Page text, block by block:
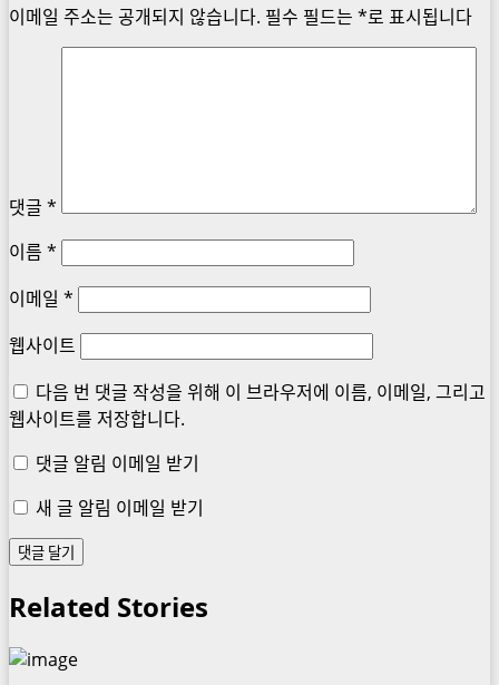
이메일 주소는 공개되지 않습니다. 필수 필드는 *로 표시됩니다
댓글 *
이름 *
이메일 *
웹사이트
다음 번 댓글 작성을 위해 이 브라우저에 이름, 이메일, 그리고
웹사이트를 저장합니다.
댓글 알림 이메일 받기
새 글 알림 이메일 받기
Related Stories